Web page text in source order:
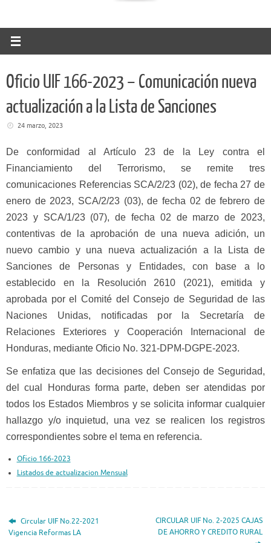
Oficio UIF 166-2023 – Comunicación nueva
actualización a la Lista de Sanciones
24 marzo, 2023
De conformidad al Artículo 23 de la Ley contra el
Financiamiento del Terrorismo, se remite tres
comunicaciones Referencias SCA/2/23 (02), de fecha 27 de
enero de 2023, SCA/2/23 (03), de fecha 02 de febrero de
2023 y SCA/1/23 (07), de fecha 02 de marzo de 2023,
contentivas de la aprobación de una nueva adición, un
nuevo cambio y una nueva actualización a la Lista de
Sanciones de Personas y Entidades, con base a lo
establecido en la Resolución 2610 (2021), emitida y
aprobada por el Comité del Consejo de Seguridad de las
Naciones Unidas, notificadas por la Secretaría de
Relaciones Exteriores y Cooperación Internacional de
Honduras, mediante Oficio No. 321-DPM-DGPE-2023.
Se enfatiza que las decisiones del Consejo de Seguridad,
del cual Honduras forma parte, deben ser atendidas por
todos los Estados Miembros y se solicita informar cualquier
hallazgo y/o inquietud, una vez se realicen los registros
correspondientes sobre el tema en referencia.
Oficio 166-2023
Listados de actualizacion Mensual
Circular UIF No.22-2021
Vigencia Reformas LA
CIRCULAR UIF No. 2-2025 CAJAS
DE AHORRO Y CREDITO RURAL